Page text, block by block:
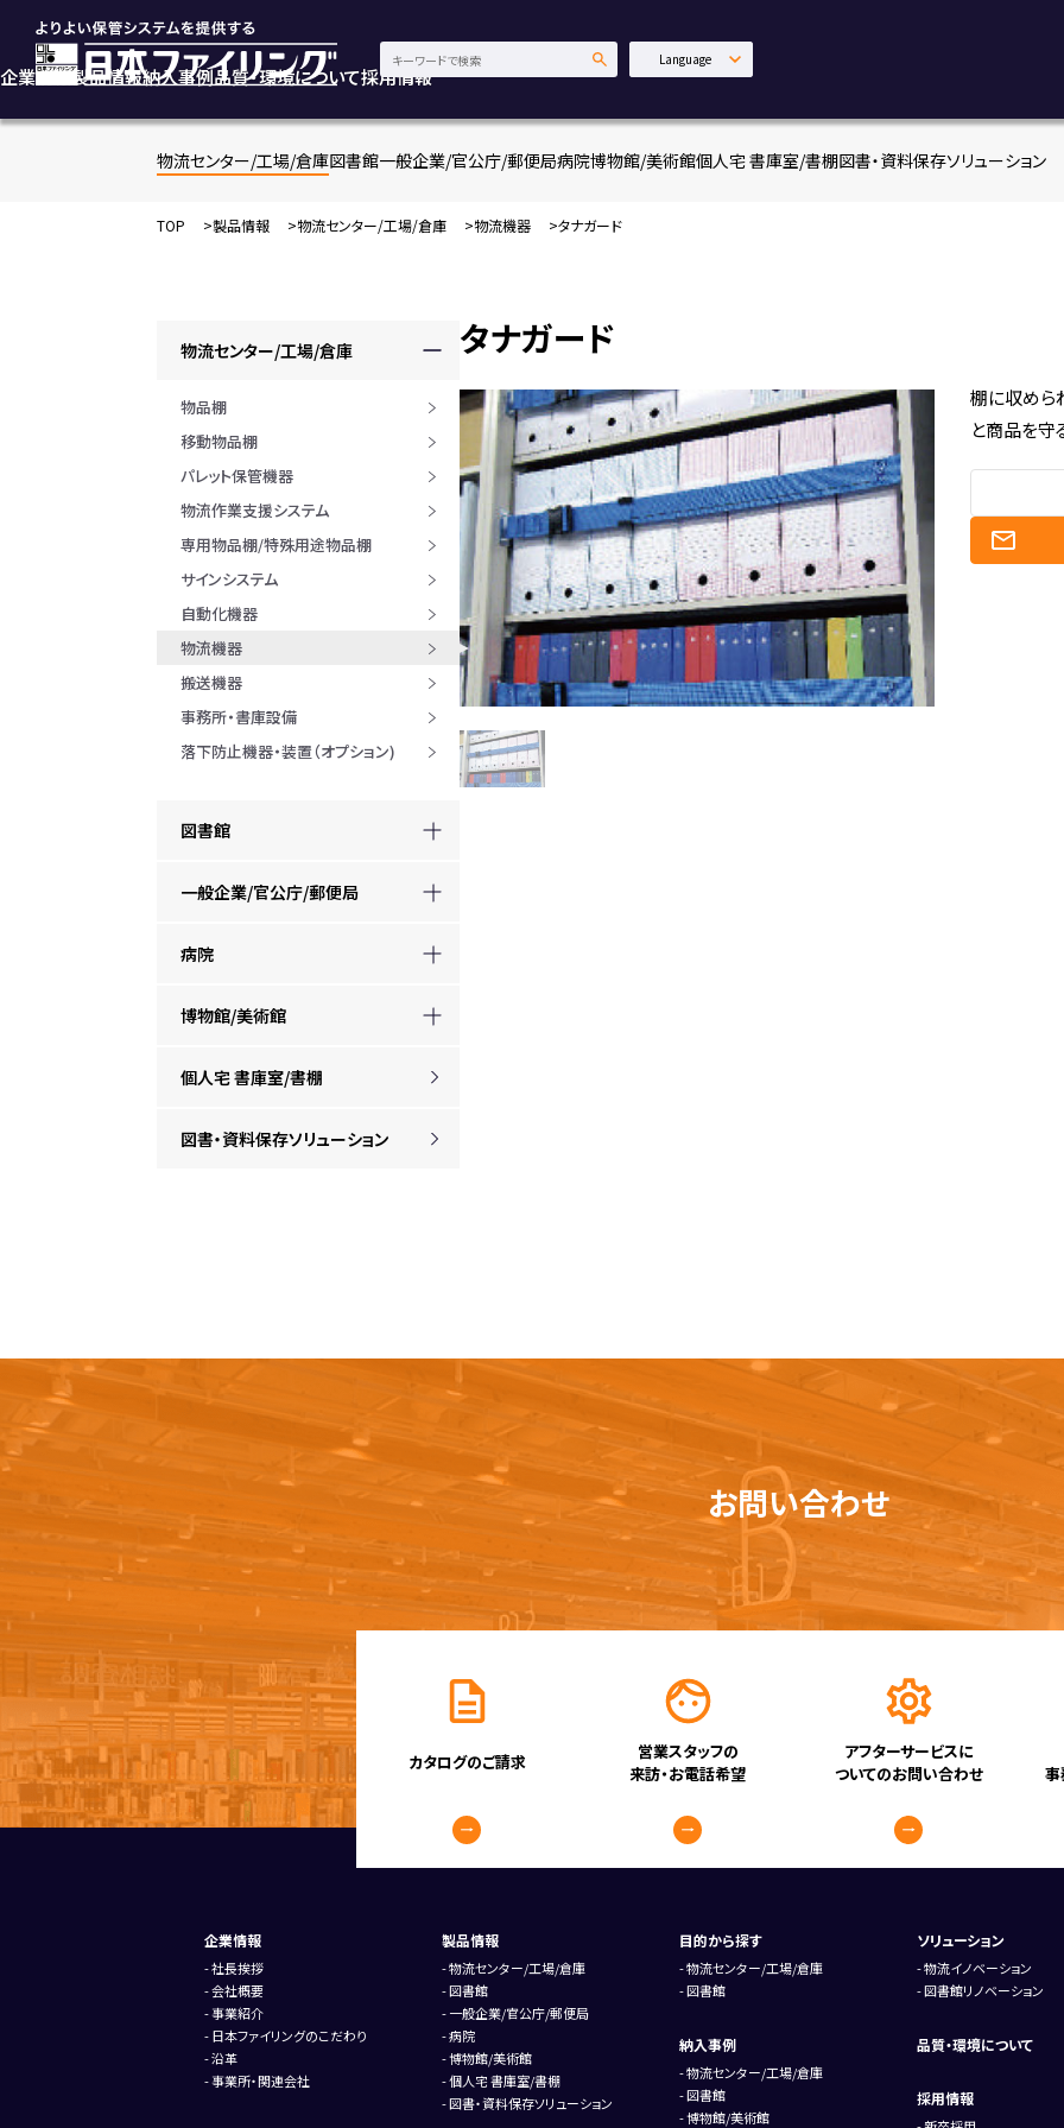
Language
English
中文繁體
企業情報製品情報納入事例品質・環境について採用情報
物流センター/工場/倉庫図書館一般企業/官公庁/郵便局病院博物館/美術館個人宅 書庫室/書棚図書・資料保存ソリューション
TOP 製品情報 物流センター/工場/倉庫 物流機器 タナガード
タナガード
棚に収めら
と商品を守
物流センター/工場/倉庫
物品棚
移動物品棚
パレット保管機器
物流作業支援システム
専用物品棚/特殊用途物品棚
サインシステム
自動化機器
物流機器
搬送機器
事務所・書庫設備
落下防止機器・装置（オプション)
図書館
一般企業/官公庁/郵便局
病院
博物館/美術館
個人宅 書庫室/書棚
図書・資料保存ソリューション
お問い合わせ
カタログのご請求
営業スタッフの
来訪・お電話希望
アフターサービスに
ついてのお問い合わせ
企業情報
社長挨拶
会社概要
事業紹介
日本ファイリングのこだわり
沿革
事業所・関連会社
製品情報
物流センター/工場/倉庫
図書館
一般企業/官公庁/郵便局
病院
博物館/美術館
個人宅 書庫室/書棚
図書・資料保存ソリューション
目的から探す
物流センター/工場/倉庫
図書館
納入事例
物流センター/工場/倉庫
図書館
博物館/美術館
ソリューション
物流イノベーション
図書館リノベーション
品質・環境について
採用情報